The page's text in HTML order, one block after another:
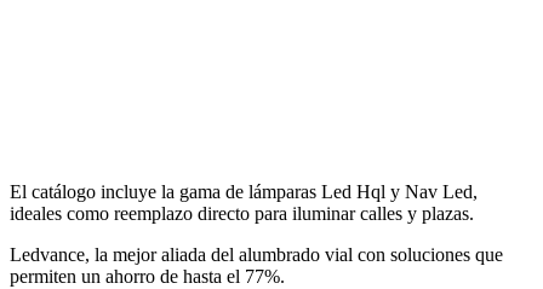
WhatsApp
El catálogo incluye la gama de lámparas Led Hql y Nav Led,
ideales como reemplazo directo para iluminar calles y plazas.
Ledvance, la mejor aliada del alumbrado vial con soluciones que
permiten un ahorro de hasta el 77%.